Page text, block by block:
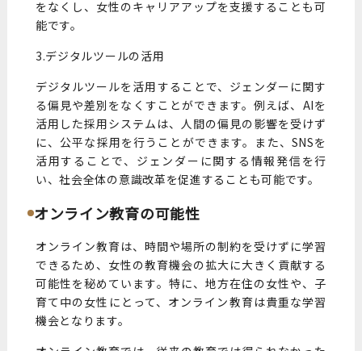
をなくし、女性のキャリアアップを支援することも可
能です。
3.デジタルツールの活用
デジタルツールを活用することで、ジェンダーに関す
る偏見や差別をなくすことができます。例えば、AIを
活用した採用システムは、人間の偏見の影響を受けず
に、公平な採用を行うことができます。また、SNSを
活用することで、ジェンダーに関する情報発信を行
い、社会全体の意識改革を促進することも可能です。
オンライン教育の可能性
オンライン教育は、時間や場所の制約を受けずに学習
できるため、女性の教育機会の拡大に大きく貢献する
可能性を秘めています。特に、地方在住の女性や、子
育て中の女性にとって、オンライン教育は貴重な学習
機会となります。